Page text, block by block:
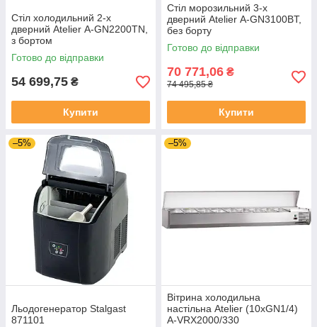
Стіл холодильний 2-х
дверний Atelier А-GN2200TN,
з бортом
Готово до відправки
54 699,75 ₴
Купити
Стіл морозильний 3-х
дверний Atelier А-GN3100BT,
без борту
Готово до відправки
70 771,06 ₴
74 495,85 ₴
Купити
–5%
Льодогенератор Stalgast
871101
–5%
Вітрина холодильна
настільна Atelier (10хGN1/4)
А-VRX2000/330